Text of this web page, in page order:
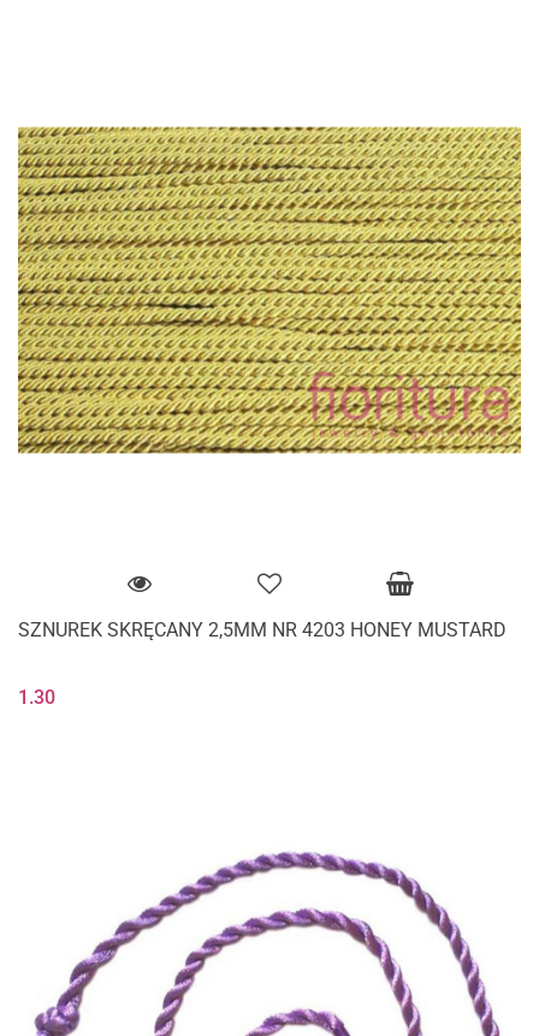
SZNUREK SKRĘCANY 2,5MM NR 4203 HONEY MUSTARD
1.30